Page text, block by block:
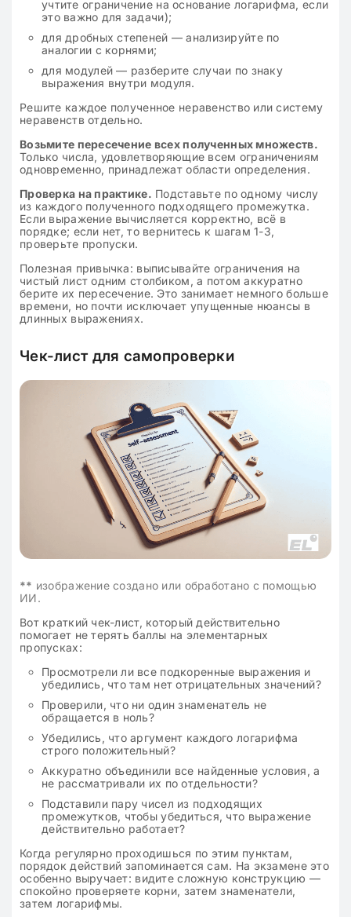
учтите ограничение на основание логарифма, если
это важно для задачи);
для дробных степеней — анализируйте по
аналогии с корнями;
для модулей — разберите случаи по знаку
выражения внутри модуля.
Решите каждое полученное неравенство или систему
неравенств отдельно.
Возьмите пересечение всех полученных множеств.
Только числа, удовлетворяющие всем ограничениям
одновременно, принадлежат области определения.
Проверка на практике. Подставьте по одному числу
из каждого полученного подходящего промежутка.
Если выражение вычисляется корректно, всё в
порядке; если нет, то вернитесь к шагам 1-3,
проверьте пропуски.
Полезная привычка: выписывайте ограничения на
чистый лист одним столбиком, а потом аккуратно
берите их пересечение. Это занимает немного больше
времени, но почти исключает упущенные нюансы в
длинных выражениях.
Чек-лист для самопроверки
** изображение создано или обработано с помощью
ИИ.
Вот краткий чек-лист, который действительно
помогает не терять баллы на элементарных
пропусках:
Просмотрели ли все подкоренные выражения и
убедились, что там нет отрицательных значений?
Проверили, что ни один знаменатель не
обращается в ноль?
Убедились, что аргумент каждого логарифма
строго положительный?
Аккуратно объединили все найденные условия, а
не рассматривали их по отдельности?
Подставили пару чисел из подходящих
промежутков, чтобы убедиться, что выражение
действительно работает?
Когда регулярно проходишься по этим пунктам,
порядок действий запоминается сам. На экзамене это
особенно выручает: видите сложную конструкцию —
спокойно проверяете корни, затем знаменатели,
затем логарифмы.